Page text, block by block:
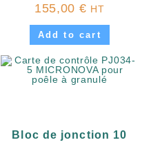
155,00 € HT
Add to cart
Bloc de jonction 10